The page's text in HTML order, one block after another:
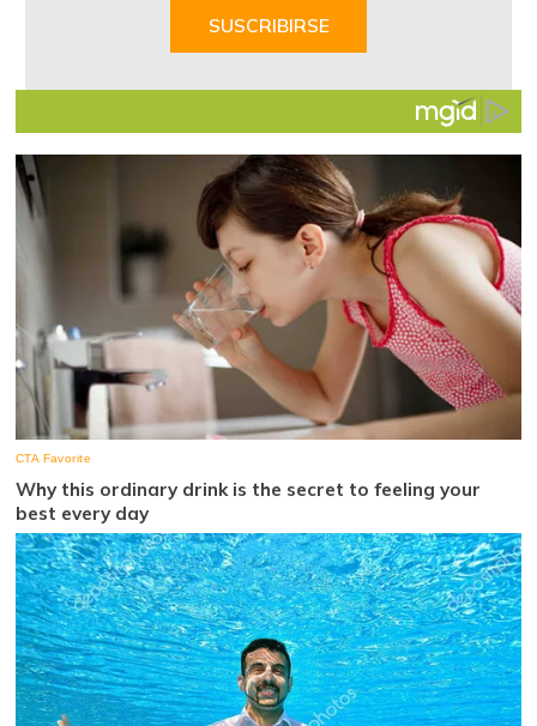
SUSCRIBIRSE